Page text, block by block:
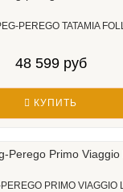
PEREGO TATAMIA
48 599 руб
КУПИТЬ
PRIMO VIAGGIO